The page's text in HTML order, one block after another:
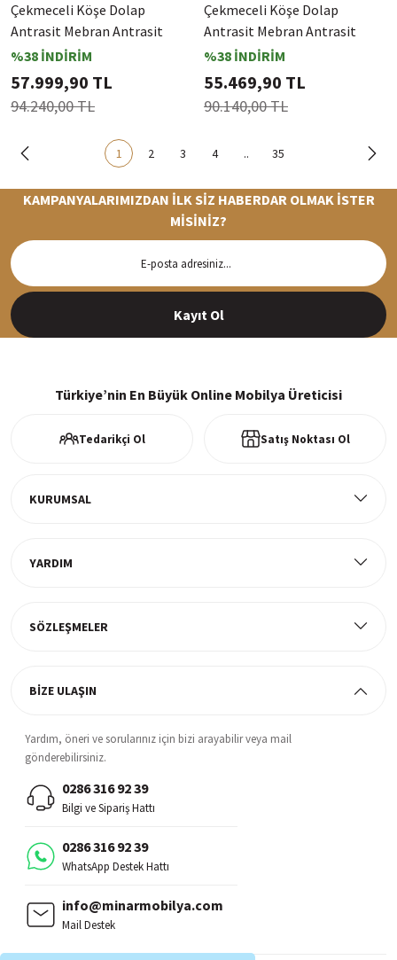
Çekmeceli Köşe Dolap
Antrasit Mebran Antrasit
Çizgili
%38 İNDİRİM
57.999,90 TL
94.240,00 TL
Çekmeceli Köşe Dolap
Antrasit Mebran Antrasit
Çizgili
%38 İNDİRİM
55.469,90 TL
90.140,00 TL
1 2 3 4 .. 35
Siparişleriniz en kısa sürede hazırlanarak kargoya verilir
KAMPANYALARIMIZDAN İLK SİZ HABERDAR OLMAK İSTER
MİSİNİZ?
Kayıt Ol
Türkiye’nin En Büyük Online Mobilya Üreticisi
Tedarikçi Ol Satış Noktası Ol
KURUMSAL
YARDIM
SÖZLEŞMELER
BİZE ULAŞIN
Yardım, öneri ve sorularınız için bizi arayabilir veya mail
gönderebilirsiniz.
0286 316 92 39
Bilgi ve Sipariş Hattı
0286 316 92 39
WhatsApp Destek Hattı
info@minarmobilya.com
Mail Destek